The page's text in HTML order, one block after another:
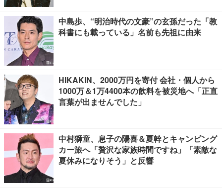
中島歩、“明治時代の文豪”の玄孫だった「教
科書にも載っている」名前も先祖に由来
HIKAKIN、2000万円を寄付 会社・個人から
1000万＆1万4400本の飲料を被災地へ「正直
言葉が出ませんでした」
中村獅童、息子の陽喜＆夏幹とキャンピング
カー旅へ「贅沢な家族時間ですね」「素敵な
夏休みになりそう」と反響